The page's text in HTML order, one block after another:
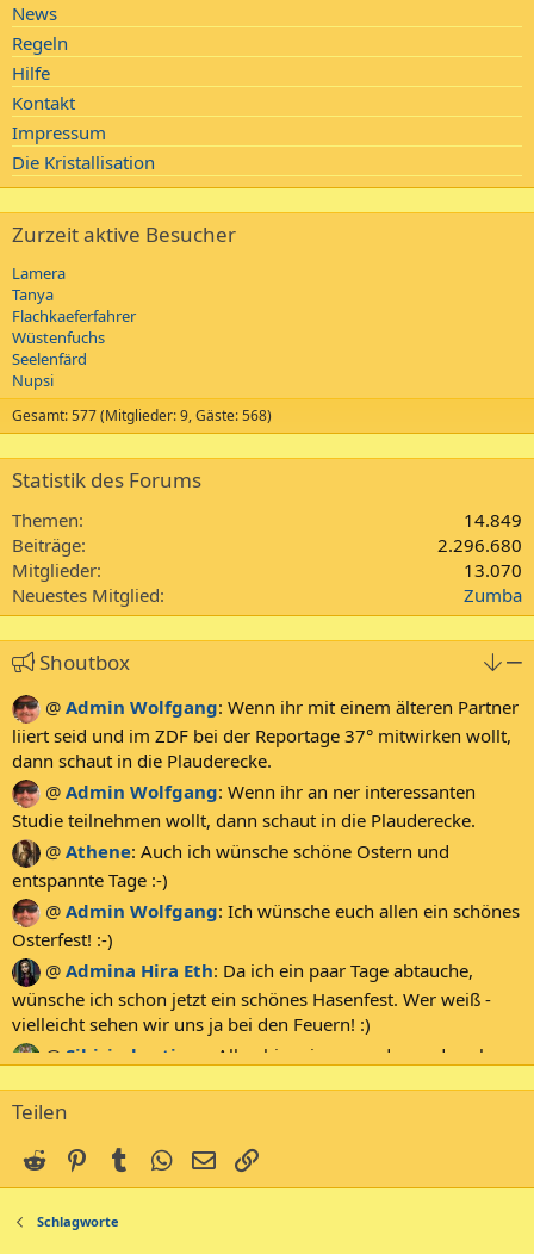
News
Regeln
Hilfe
Kontakt
Impressum
Die Kristallisation
Zurzeit aktive Besucher
Lamera
Tanya
Flachkaeferfahrer
Wüstenfuchs
Seelenfärd
Nupsi
Gesamt: 577 (Mitglieder: 9, Gäste: 568)
Statistik des Forums
Themen
14.849
Beiträge
2.296.680
Mitglieder
13.070
Neuestes Mitglied
Zumba
Shoutbox
@ Admin Wolfgang: Wenn ihr mit einem älteren Partner
liiert seid und im ZDF bei der Reportage 37° mitwirken wollt,
dann schaut in die Plauderecke.
@ Admin Wolfgang: Wenn ihr an ner interessanten
Studie teilnehmen wollt, dann schaut in die Plauderecke.
@ Athene: Auch ich wünsche schöne Ostern und
entspannte Tage :-)
@ Admin Wolfgang: Ich wünsche euch allen ein schönes
Osterfest! :-)
@ Admina Hira Eth: Da ich ein paar Tage abtauche,
wünsche ich schon jetzt ein schönes Hasenfest. Wer weiß -
vielleicht sehen wir uns ja bei den Feuern! :)
@ Sibirischertiger
Allen hier ein gesundes und auch
Frohes neues Jahr 2026 :D
@
neues Jahr - verbunden mit ganz Freude und Glück für 2026
:-)
2026! :-)
Teilen
Reddit PinterestTumblrWhatsApp
E-Mail
Schlagworte